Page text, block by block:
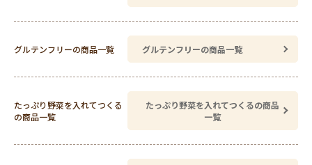
グルテンフリーの商品一覧 グルテンフリーの商品一覧
たっぷり野菜を入れてつくる
の商品一覧
たっぷり野菜を入れてつくるの商品
一覧